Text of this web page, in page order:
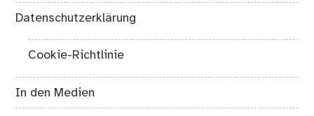
Datenschutzerklärung
Cookie-Richtlinie
In den Medien